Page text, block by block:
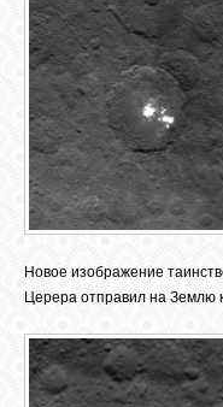
ФОРУМ
СТАТЬИ
ФАЙЛЫ
СВЯЗЬ
Новое изображение
Церера отправил на Землю